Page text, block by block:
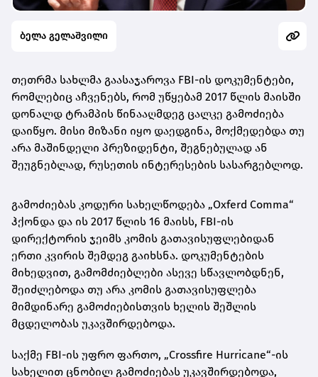
ბელა გელაშვილი
თეთრმა სახლმა გაასაჯაროვა FBI-ის დოკუმენტები,
რომლებიც აჩვენებს, რომ უწყებამ 2017 წლის მაისში
დონალდ ტრამპის წინააღმდეგ ცალკე გამოძიება
დაიწყო. მისი მიზანი იყო დაედგინა, მოქმედებდა თუ
არა მაშინდელი პრეზიდენტი, შეგნებულად ან
შეუგნებლად, რუსეთის ინტერესების სასარგებლოდ.
გამოძიებას კოდური სახელწოდება „Oxferd Comma“
ჰქონდა და ის 2017 წლის 16 მაისს, FBI-ის
დირექტორის ჯეიმს კომის გათავისუფლებიდან
ერთი კვირის შემდეგ გაიხსნა. დოკუმენტების
მიხედვით, გამომძიებლები ასევე სწავლობდნენ,
შეიძლებოდა თუ არა კომის გათავისუფლება
მიმდინარე გამოძიებისთვის ხელის შეშლის
მცდელობას უკავშირდებოდა.
საქმე FBI-ის უფრო ფართო, „Crossfire Hurricane“-ის
სახელით ცნობილ გამოძიებას უკავშირდებოდა,